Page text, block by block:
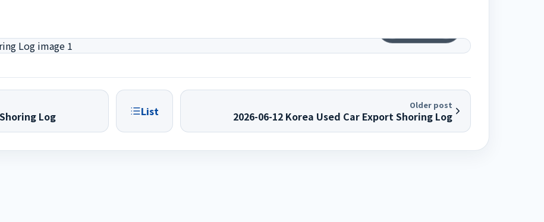
Log List Older post
2026-06-12 Korea Used Car Export Shoring Log